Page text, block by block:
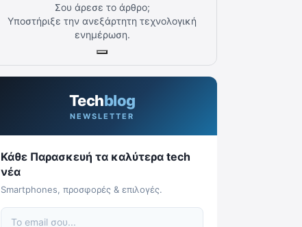
Σου άρεσε το άρθρο;
Υποστήριξε την ανεξάρτητη τεχνολογική
ενημέρωση.
Techblog
NEWSLETTER
Κάθε Παρασκευή τα καλύτερα tech
νέα
Smartphones, προσφορές & επιλογές.